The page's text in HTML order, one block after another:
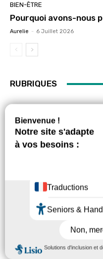
BIEN-ÊTRE
Pourquoi avons-nous
Aurelie - 6 Juillet 2026
RUBRIQUES
Mouvements citoyens
Bien-être
Nature